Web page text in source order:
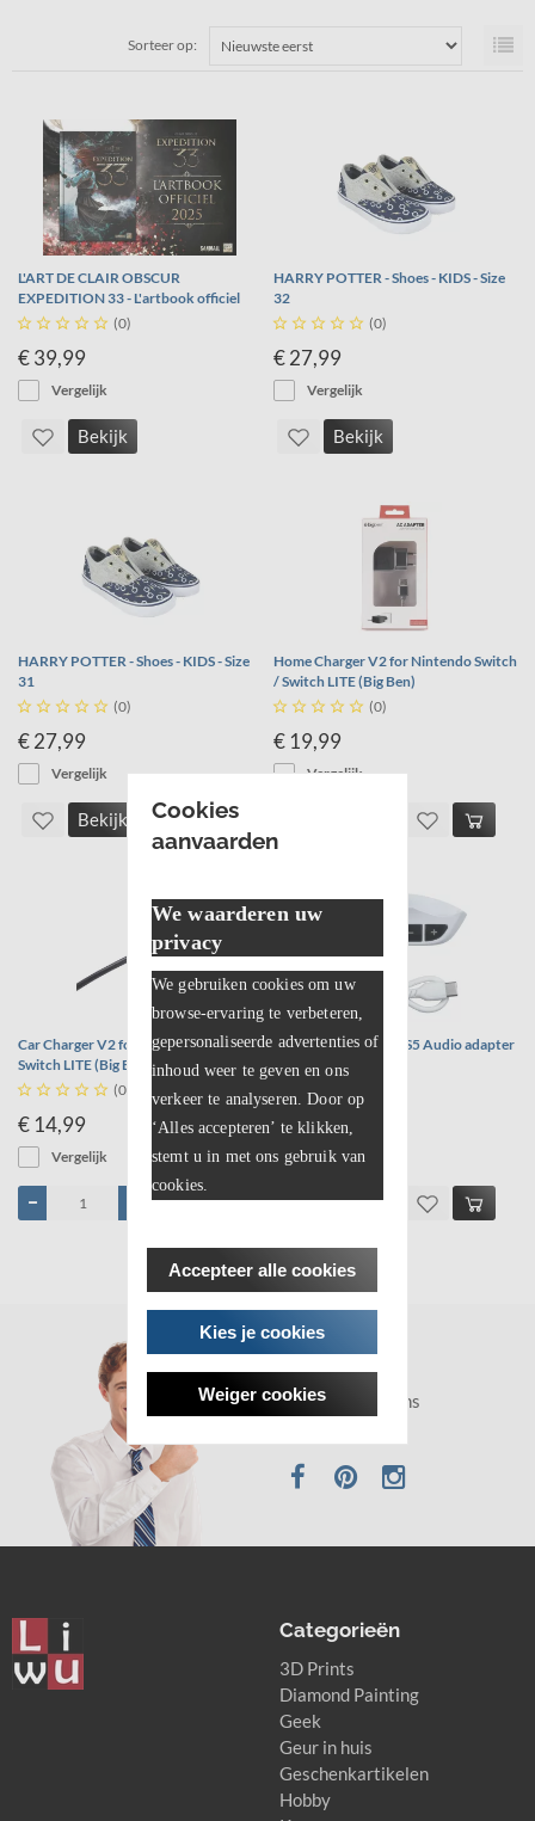
Sorteer op:
L'ART DE CLAIR OBSCUR
EXPEDITION 33 - L'artbook officiel
     (0)
€ 39,99
Vergelijk
Bekijk
HARRY POTTER - Shoes - KIDS - Size
32
     (0)
€ 27,99
Vergelijk
Bekijk
HARRY POTTER - Shoes - KIDS - Size
31
     (0)
€ 27,99
Vergelijk
Bekijk
Home Charger V2 for Nintendo Switch
/ Switch LITE (Big Ben)
     (0)
€ 19,99
Vergelijk
Car Charger V2 for Nintendo Switch /
Switch LITE (Big Ben)
     (0)
€ 14,99
Vergelijk
PS5 Audio adapter PS5 Audio adapter

€ 34,99
Vergelijk
Hulp nodig?
Bel / Whatsap ons
Categorieën
3D Prints
Diamond Painting
Geek
Geur in huis
Geschenkartikelen
Hobby
Cookies
aanvaarden
We waarderen uw
privacy
We gebruiken cookies om uw
browse-ervaring te verbeteren,
gepersonaliseerde advertenties of
inhoud weer te geven en ons
verkeer te analyseren. Door op
‘Alles accepteren’ te klikken,
stemt u in met ons gebruik van
cookies.
Accepteer alle cookies
Kies je cookies
Weiger cookies